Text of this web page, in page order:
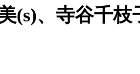
(s)、寺谷千